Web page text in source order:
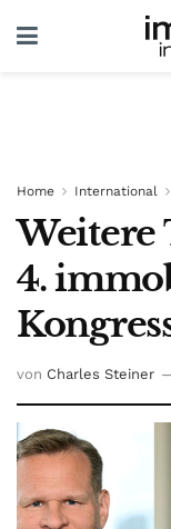
Home International
Weitere
4.
von Charles Steiner